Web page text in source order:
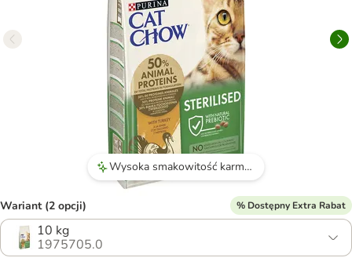
Wysoka smakowitość karmy, którą koty chętnie jedzą.
Wariant (2 opcji) % Dostępny Extra Rabat
10 kg
1975705.0